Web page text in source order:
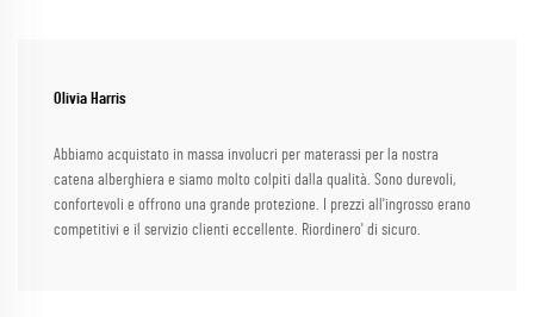
Olivia Harris
Abbiamo acquistato in massa involucri per materassi per la nostra
catena alberghiera e siamo molto colpiti dalla qualità. Sono durevoli,
confortevoli e offrono una grande protezione. I prezzi all'ingrosso erano
competitivi e il servizio clienti eccellente. Riordinero' di sicuro.